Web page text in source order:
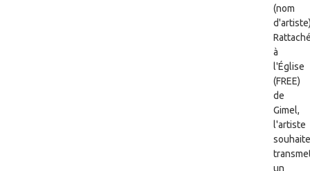
(nom
à
l'Église
(FREE)
de
Gimel,
l'artiste
souhaite
un